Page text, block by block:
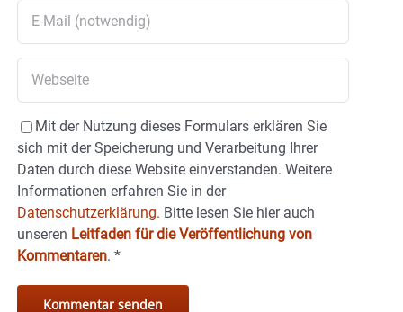
Mit der Nutzung dieses Formulars erklären Sie
sich mit der Speicherung und Verarbeitung Ihrer
Daten durch diese Website einverstanden. Weitere
Informationen erfahren Sie in der
Datenschutzerklärung. Bitte lesen Sie hier auch
unseren Leitfaden für die Veröffentlichung von
Kommentaren. *